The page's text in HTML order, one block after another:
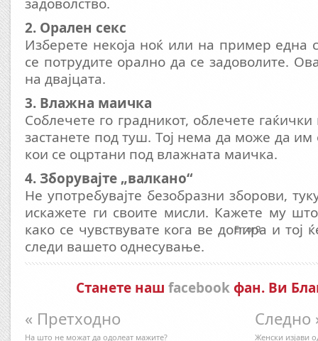
2. Орален секс
Изберете некоја ноќ или на пример една
се потрудите орално да се задоволите.
на двајцата.
3. Влажна маичка
Соблечете го градникот, облечете
застанете под туш. Тој нема да може да им
кои се оцртани под влажната маичка.
4. Зборувајте „валкано“
Не употребувајте безобразни зборови,
искажете ги своите мисли. Кажете му
како се чувствувате кога ве допира и тој
следи вашето однесување.
Станете наш facebookфан. Ви
« Претходно
На што не можат да одолеат мажите?
Следно
Женски изјави
Error9